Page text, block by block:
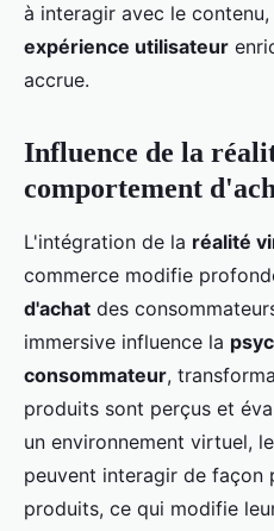
à interagir avec le
expérience utilisateur
accrue.
Influence de la
comportement
L'intégration de la réalité
commerce modifie
d'achat des
immersive influence la
consommateur,
produits sont perçus et
un environnement virtuel,
peuvent interagir de façon
produits, ce qui modifie